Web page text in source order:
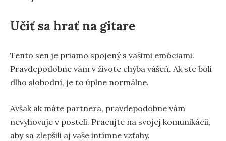
Učiť sa hrať na gitare
Tento sen je priamo spojený s vašimi emóciami.
Pravdepodobne vám v živote chýba vášeň. Ak ste boli
dlho slobodní, je to úplne normálne.
Avšak ak máte partnera, pravdepodobne vám
nevyhovuje v posteli. Pracujte na svojej komunikácii,
aby sa zlepšili aj vaše intímne vzťahy.